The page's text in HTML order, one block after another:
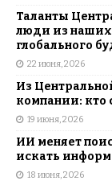
Таланты
люди из наших
глобального
22 июня, 2026
Из
компании: кто
19 июня, 2026
ИИ меняет
искать
18 июня, 2026